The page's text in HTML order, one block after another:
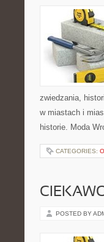
zwiedzania,
w miastach i
historie. Moda
CATEGORIES:
POSTED BY